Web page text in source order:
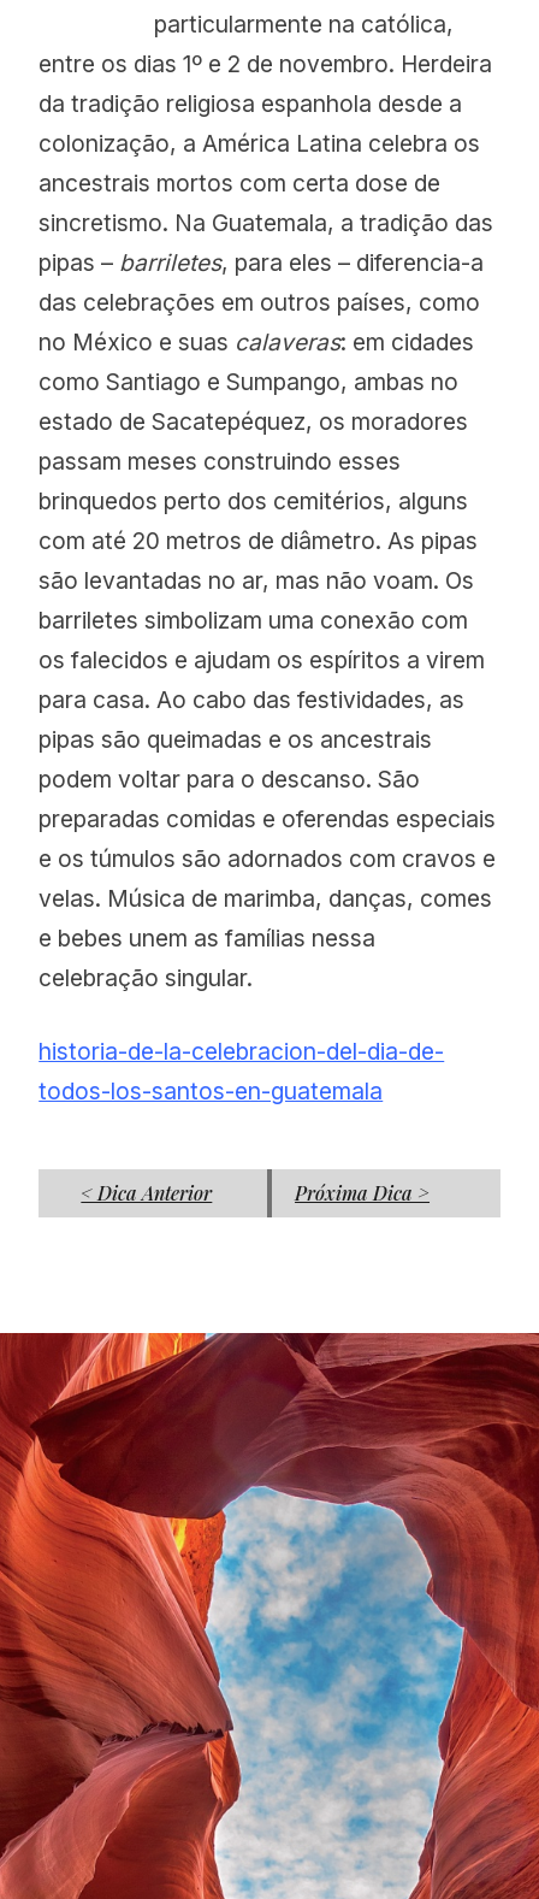
particularmente na católica,
entre os dias 1º e 2 de novembro. Herdeira
da tradição religiosa espanhola desde a
colonização, a América Latina celebra os
ancestrais mortos com certa dose de
sincretismo. Na Guatemala, a tradição das
pipas – barriletes, para eles – diferencia-a
das celebrações em outros países, como
no México e suas calaveras: em cidades
como Santiago e Sumpango, ambas no
estado de Sacatepéquez, os moradores
passam meses construindo esses
brinquedos perto dos cemitérios, alguns
com até 20 metros de diâmetro. As pipas
são levantadas no ar, mas não voam. Os
barriletes simbolizam uma conexão com
os falecidos e ajudam os espíritos a virem
para casa. Ao cabo das festividades, as
pipas são queimadas e os ancestrais
podem voltar para o descanso. São
preparadas comidas e oferendas especiais
e os túmulos são adornados com cravos e
velas. Música de marimba, danças, comes
e bebes unem as famílias nessa
celebração singular.
historia-de-la-celebracion-del-dia-de-
todos-los-santos-en-guatemala
< Dica Anterior Próxima Dica >